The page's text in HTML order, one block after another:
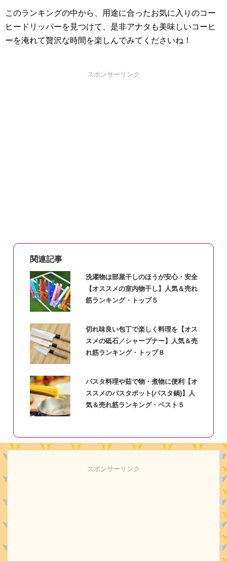
このランキングの中から、用途に合ったお気に入りのコー
ヒードリッパーを見つけて、是非アナタも美味しいコーヒ
ーを淹れて贅沢な時間を楽しんでみてくださいね！
スポンサーリンク
関連記事
洗濯物は部屋干しのほうが安心・安全
【オススメの室内物干し】人気＆売れ
筋ランキング・トップ５
切れ味良い包丁で楽しく料理を【オス
スメの砥石／シャープナー】人気＆売
れ筋ランキング・トップ８
パスタ料理や茹で物・煮物に便利【オ
ススメのパスタポット(パスタ鍋)】人
気＆売れ筋ランキング・ベスト５
スポンサーリンク